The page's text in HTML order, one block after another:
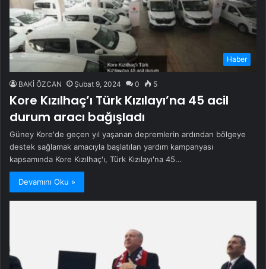
Haber
BAKİ ÖZCAN Şubat 9, 2024 0 5
Kore Kızılhaç’ı Türk Kızılayı’na 45 acil
durum aracı bağışladı
Güney Kore'de geçen yıl yaşanan depremlerin ardından bölgeye
destek sağlamak amacıyla başlatılan yardım kampanyası
kapsamında Kore Kızılhaç'ı, Türk Kızılayı'na 45…
Devamını Oku »